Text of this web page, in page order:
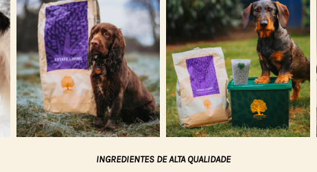
INGREDIENTES DE ALTA QUALIDADE